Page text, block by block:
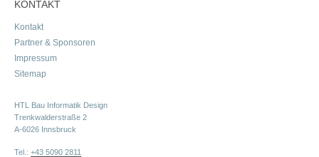
KONTAKT
Kontakt
Partner & Sponsoren
Impressum
Sitemap
HTL Bau Informatik Design
Trenkwalderstraße 2
A-6026 Innsbruck
Tel.: +43 5090 2811